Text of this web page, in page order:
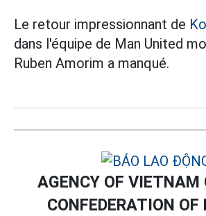
Le retour impressionnant de
dans l'équipe de Man United
Ruben Amorim a manqué.
AGENCY OF VIETNAM
CONFEDERATION OF